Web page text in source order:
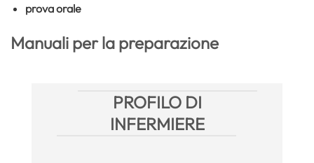
prova orale
Manuali per la preparazione
PROFILO DI
INFERMIERE